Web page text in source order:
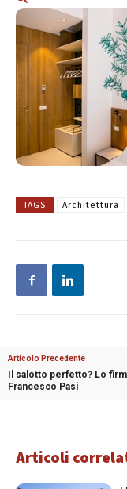
TAGS Architettura
Articolo Precedente
Il salotto perfetto? Lo
Francesco Pasi
Articoli